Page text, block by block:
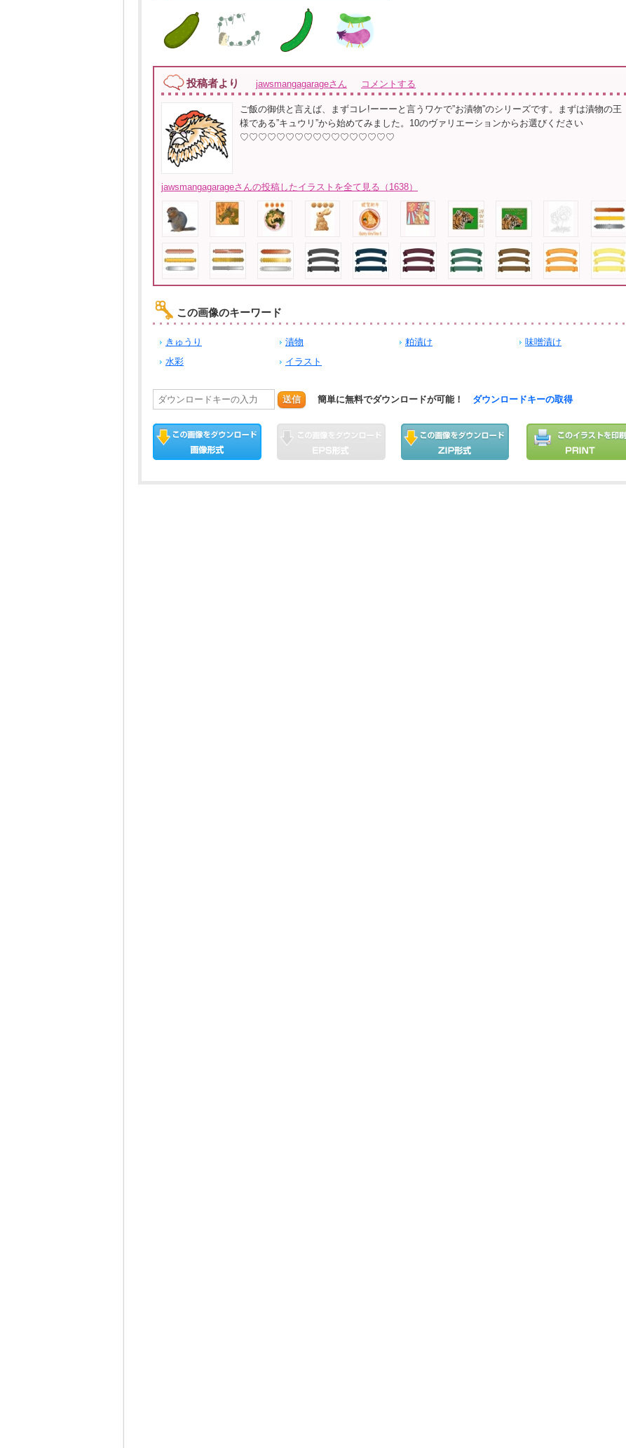
投稿者より jawsmangagarageさん コメントする
ご飯の御供と言えば、まずコレ!ーーーと言うワケで”お漬物”のシリーズです。まずは漬物の王
様である”キュウリ”から始めてみました。10のヴァリエーションからお選びください
♡♡♡♡♡♡♡♡♡♡♡♡♡♡♡♡♡
jawsmangagarageさんの投稿したイラストを全て見る（1638）
この画像のキーワード
きゅうり 漬物 粕漬け
味噌漬け
水彩
イラスト
送信 簡単に無料でダウンロードが可能！ ダウンロードキーの取得